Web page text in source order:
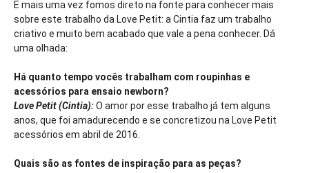
E mais uma vez fomos direto na fonte para conhecer mais
sobre este trabalho da Love Petit: a Cintia faz um trabalho
criativo e muito bem acabado que vale a pena conhecer. Dá
uma olhada:
Há quanto tempo vocês trabalham com roupinhas e
acessórios para ensaio newborn?
Love Petit (Cintia):O amor por esse trabalho já tem alguns
anos, que foi amadurecendo e se concretizou na Love Petit
acessórios em abril de 2016.
Quais são as fontes de inspiração para as peças?